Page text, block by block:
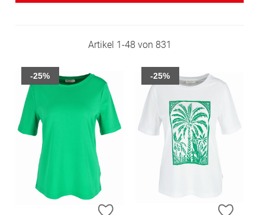
Artikel 1-48 von 831
ZUR WUNSCHLISTE HINZUFÜGEN
-25%
ZUR
-25%